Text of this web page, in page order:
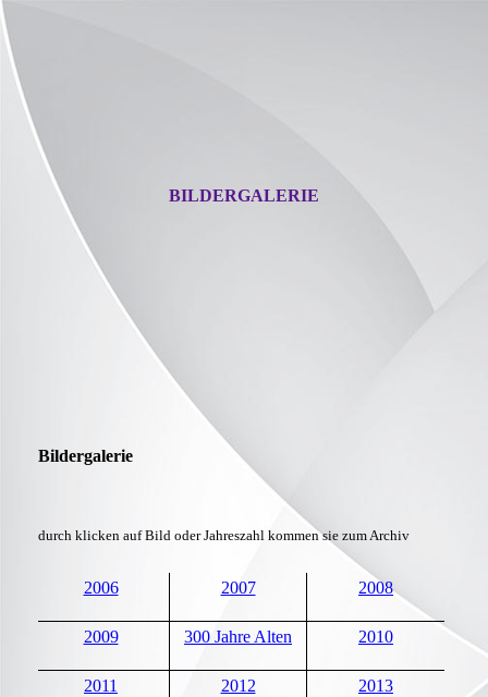
BILDERGALERIE
Bildergalerie
durch klicken auf Bild oder Jahreszahl kommen sie zum Archiv
2006 2007 2008
2009 300 Jahre Alten 2010
2011 2012 2013